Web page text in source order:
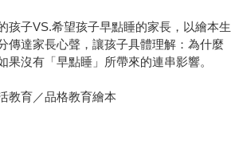
孩子VS.希望孩子早點睡的家長，以繪本生
傳達家長心聲，讓孩子具體理解：為什麼
果沒有「早點睡」所帶來的連串影響。
教育／品格教育繪本